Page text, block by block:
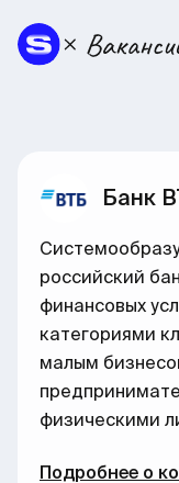
Банк
российский
финансовых
категориями
малым
физическими
Подробнее о